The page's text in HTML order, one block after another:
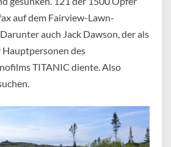
auf dem Fairview-Lawn-
auch Jack Dawson, der als
des
TITANIC diente. Also